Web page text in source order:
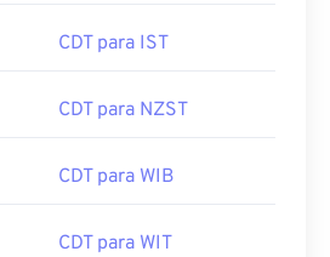
CDT para IST
CDT para NZST
CDT para WIB
CDT para WIT